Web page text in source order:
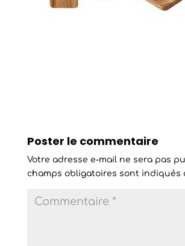
Poster le commentaire
Votre adresse e-mail ne sera pas
champs obligatoires sont indiqués